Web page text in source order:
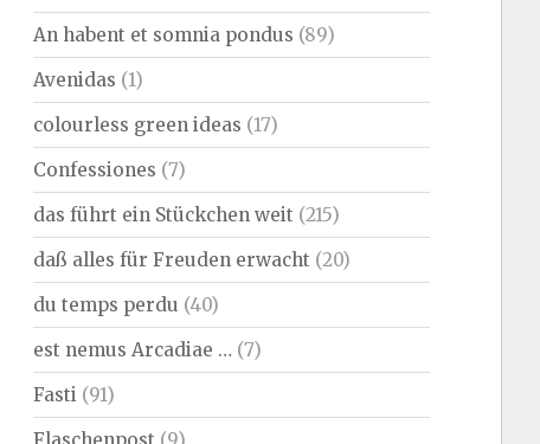
An habent et somnia pondus (89)
Avenidas (1)
colourless green ideas (17)
Confessiones (7)
das führt ein Stückchen weit (215)
daß alles für Freuden erwacht (20)
du temps perdu (40)
est nemus Arcadiae … (7)
Fasti (91)